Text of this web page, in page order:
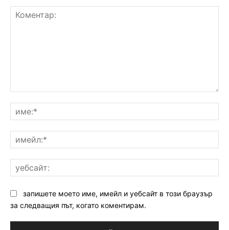
запишете моето име, имейл и уебсайт в този браузър
за следващия път, когато коментирам.